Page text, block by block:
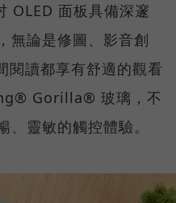
OLED 面板具備深邃
無論是修圖、影音創
閱讀都享有舒適的觀看
Gorilla® 玻璃，不
靈敏的觸控體驗。